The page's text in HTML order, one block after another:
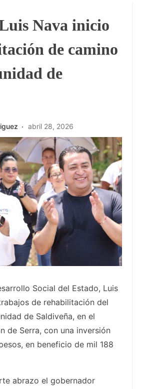
Nava inicio
de camino
de
abril 28, 2026
Social del Estado, Luis
de rehabilitación del
de Saldiveña, en el
de Serra, con una inversión
en beneficio de mil 188
abrazo el gobernador